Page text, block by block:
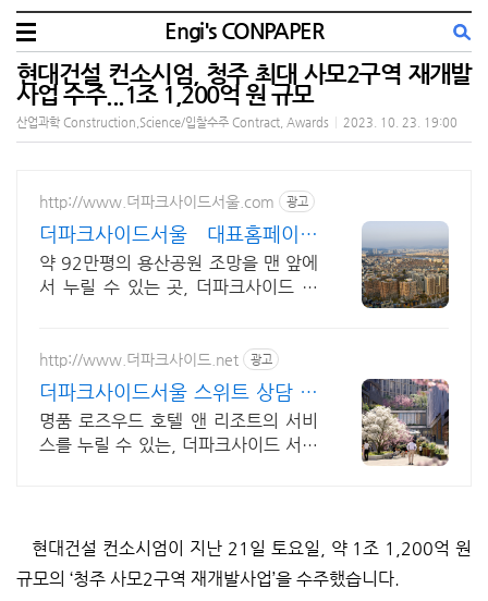
Engi's CONPAPER
현대건설 컨소시엄, 청주 최대 사모2구역 재개발
사업 수주...1조 1,200억 원 규모
산업과학 Construction,Science/입찰수주 Contract, Awards 2023. 10. 23. 19:00
http://www.더파크사이드서울.com 광고
더파크사이드서울 대표홈페이지
현대건설의 대규모 프로젝트!
약 92만평의 용산공원 조망을 맨 앞에
서 누릴 수 있는 곳, 더파크사이드 서
http://www.더파크사이드.net 광고
더파크사이드서울 스위트 상담 신
세계백화점 프리미엄 몰까지
명품 로즈우드 호텔 앤 리조트의 서비
스를 누릴 수 있는, 더파크사이드 서울
현대건설 컨소시엄이 지난 21일 토요일, 약 1조 1,200억 원
규모의 ‘청주 사모2구역 재개발사업’을 수주했습니다.